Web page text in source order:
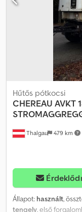
Thalgau 479 km
Hűtős pótkocsi
CHEREAU AVKT
Állapot: használt,
tengely, első